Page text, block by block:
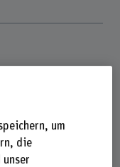
um
die
unser